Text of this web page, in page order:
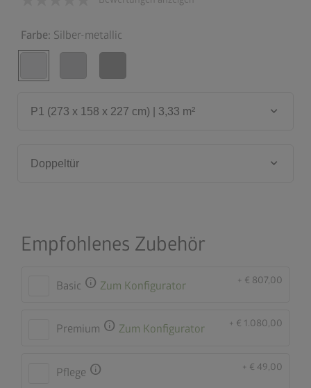
Farbe: Silber-metallic
P1 (273 x 158 x 227 cm) | 3,33 m² keyboard_arrow_down
Doppeltür keyboard_arrow_down
Empfohlenes Zubehör
Basic info Zum Konfigurator + € 807,00
Premium info Zum Konfigurator + € 1.080,00
Pflege info + € 49,00